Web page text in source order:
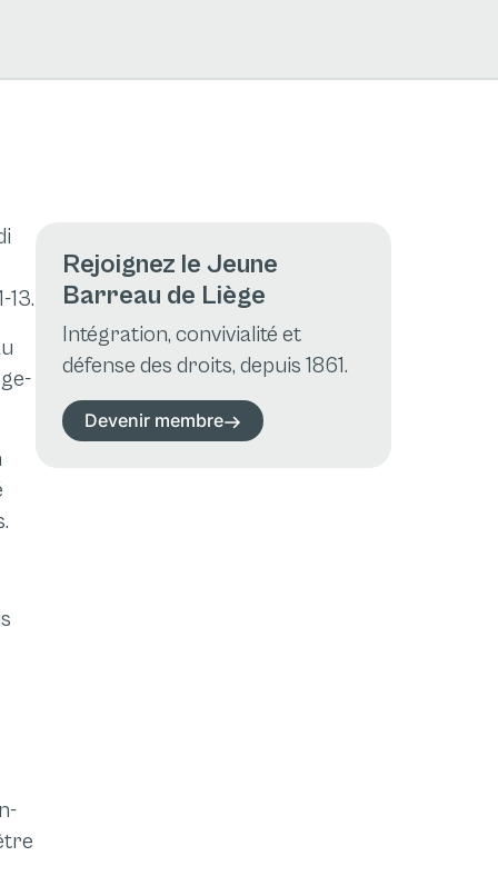
13.
Rejoignez le Jeune
Barreau de Liège
Intégration, convivialité et
défense des droits, depuis 1861.
Devenir membre